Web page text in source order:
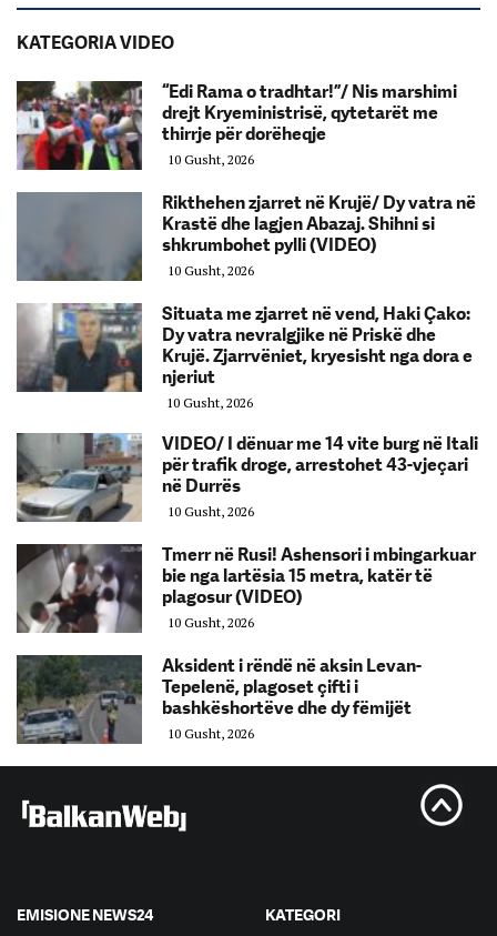
KATEGORIA VIDEO
“Edi Rama o tradhtar!”/ Nis marshimi
drejt Kryeministrisë, qytetarët me
thirrje për dorëheqje
10 Gusht, 2026
Rikthehen zjarret në Krujë/ Dy vatra në
Krastë dhe lagjen Abazaj. Shihni si
shkrumbohet pylli (VIDEO)
10 Gusht, 2026
Situata me zjarret në vend, Haki Çako:
Dy vatra nevralgjike në Priskë dhe
Krujë. Zjarrvëniet, kryesisht nga dora e
njeriut
10 Gusht, 2026
VIDEO/ I dënuar me 14 vite burg në Itali
për trafik droge, arrestohet 43-vjeçari
në Durrës
10 Gusht, 2026
Tmerr në Rusi! Ashensori i mbingarkuar
bie nga lartësia 15 metra, katër të
plagosur (VIDEO)
10 Gusht, 2026
Aksident i rëndë në aksin Levan-
Tepelenë, plagoset çifti i
bashkëshortëve dhe dy fëmijët
10 Gusht, 2026
EMISIONE NEWS24 KATEGORI